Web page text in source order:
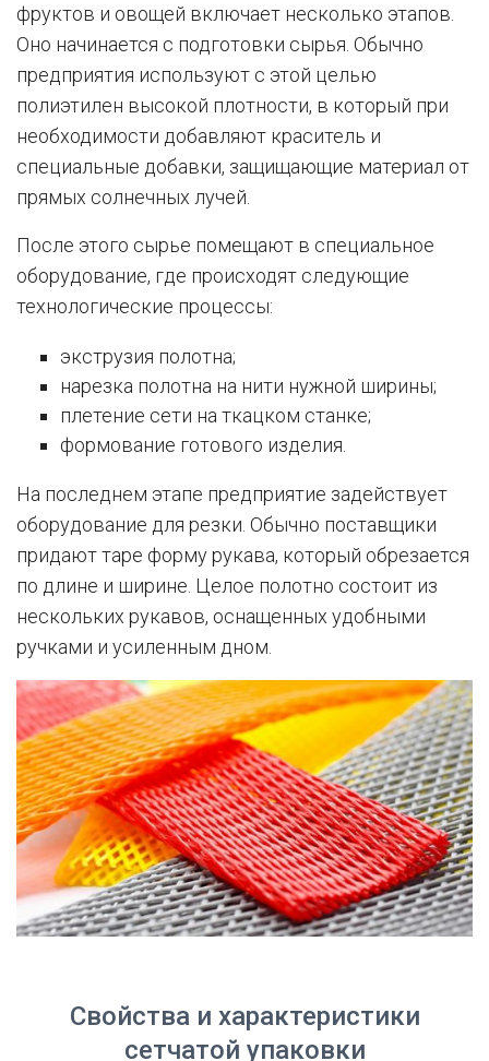
фруктов и овощей включает несколько этапов.
Оно начинается с подготовки сырья. Обычно
предприятия используют с этой целью
полиэтилен высокой плотности, в который при
необходимости добавляют краситель и
специальные добавки, защищающие материал от
прямых солнечных лучей.
После этого сырье помещают в специальное
оборудование, где происходят следующие
технологические процессы:
экструзия полотна;
нарезка полотна на нити нужной ширины;
плетение сети на ткацком станке;
формование готового изделия.
На последнем этапе предприятие задействует
оборудование для резки. Обычно поставщики
придают таре форму рукава, который обрезается
по длине и ширине. Целое полотно состоит из
нескольких рукавов, оснащенных удобными
ручками и усиленным дном.
Свойства и характеристики
сетчатой упаковки